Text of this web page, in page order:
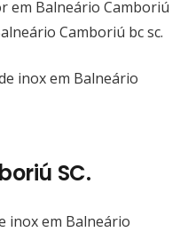
em Balneário Camboriú
Camboriú bc sc.
inox em Balneário
SC.
inox em Balneário